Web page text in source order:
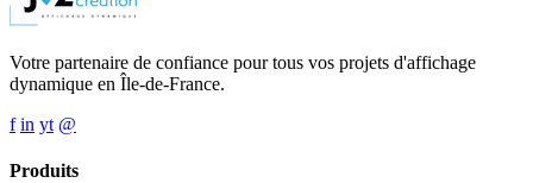
Votre partenaire de confiance pour tous vos projets d'affichage
dynamique en Île-de-France.
f in yt @
Produits